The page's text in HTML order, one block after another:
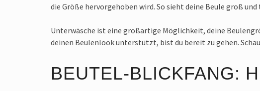
die Größe hervorgehoben wird. So sieht deine Beule groß und
Unterwäsche ist eine großartige Möglichkeit, deine
deinen Beulenlook unterstützt, bist du bereit zu gehen.
BEUTEL-BLICKFANG: